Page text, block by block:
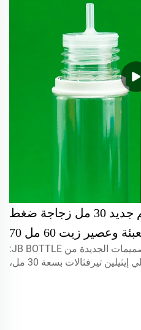
JB BOTTLE - تصميم جديد 30 مل زجاجة ضغط
بلاستيكية قابلة لإعادة التعبئة وعصير زيت 60 مل 70
سائل للعين مع غطاء آمن
براءة اختراع / منتجات
استكشف مجموعة التصميمات الجديدة من JB BOTTLE:
زجاجات ضغط من مادة البولي إيثيلين تيرفثالات بسعة 30 مل،